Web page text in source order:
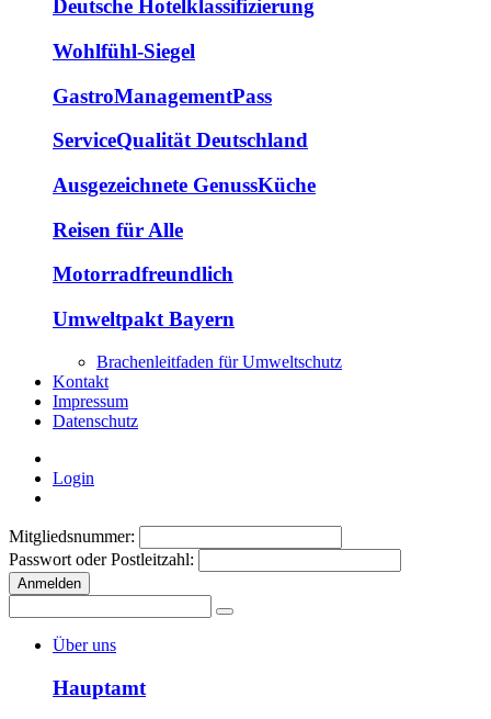
Deutsche Hotelklassifizierung
Wohlfühl-Siegel
GastroManagementPass
ServiceQualität Deutschland
Ausgezeichnete GenussKüche
Reisen für Alle
Motorradfreundlich
Umweltpakt Bayern
Brachenleitfaden für Umweltschutz
Kontakt
Impressum
Datenschutz
Login
Mitgliedsnummer:
Passwort oder Postleitzahl:
Anmelden
Über uns
Hauptamt